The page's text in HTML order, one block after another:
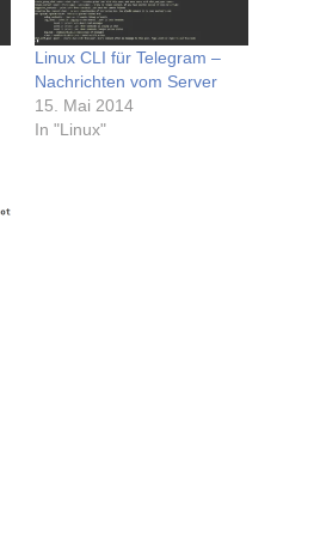
Linux CLI für Telegram –
Nachrichten vom Server
15. Mai 2014
In "Linux"